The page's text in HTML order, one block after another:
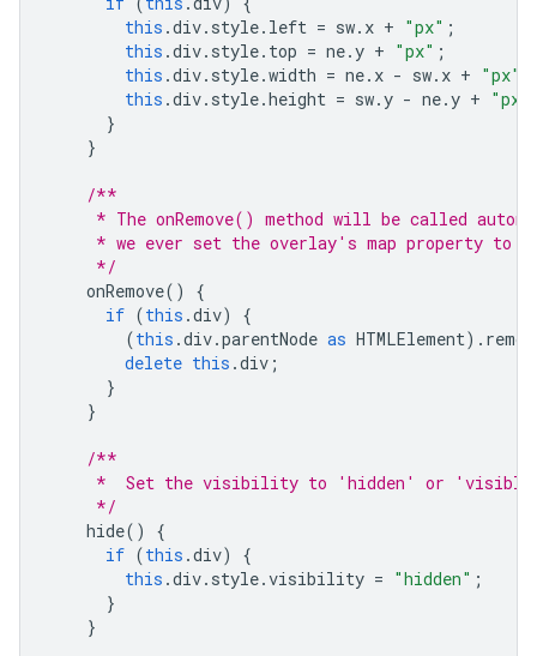
this .div. style. left = sw. x + "px" ;
this .div. style. top = ne.y + "px" ;
this .div. style.width = ne. x - sw. x + "px"
this .div. style.height = sw.y - ne.y + "px"
}
}
/**
* The onRemove() method will be called
* we ever set the overlay's map property to
     */
onRemove()
{
if (this .div)
{
(this .div.parentNode as HTMLElement).
delete this .div ;
}
}
/**
*  Set the visibility to 'hidden' or
     */
hide()
{
if (this .div)
{
this .div. style.visibility = "hidden" ;
}
}